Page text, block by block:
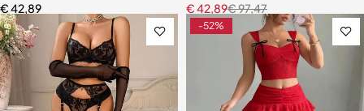
€42,89
€97,47
€42,89
-52%